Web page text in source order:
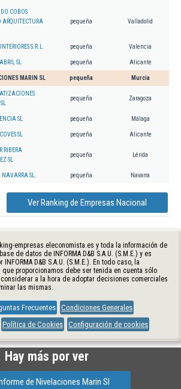
COBOS
ARQUITECTURA
pequeña Valladolid
S.R.L. pequeña Valencia
SL pequeña Alicante
MARIN SL pequeña Murcia
pequeña Zaragoza
SL pequeña Málaga
SL pequeña Alicante
RIBERA
SL
pequeña Lérida
SL. pequeña Navarra
Ver Ranking de Empresas Nacional
empresas.eleconomista.es y toda la información de
de datos de INFORMA D&B S.A.U. (S.M.E.) y es
D&B S.A.U. (S.M.E.). En todo caso, la
proporcionamos debe ser tenida en cuenta sólo
a la hora de adoptar decisiones comerciales
las mismas.
Frecuentes
Condiciones Generales
Política de Cookies Configuración de cookies
Hay más por ver
de Nivelaciones Marin Sl